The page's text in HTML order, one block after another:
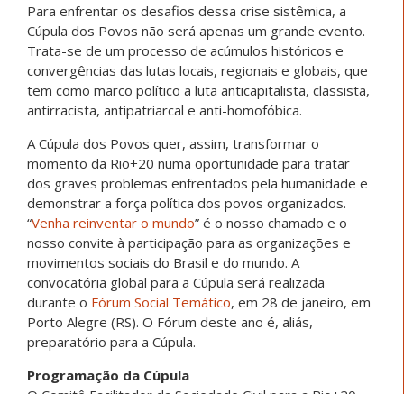
Para enfrentar os desafios dessa crise sistêmica, a
Cúpula dos Povos não será apenas um grande evento.
Trata-se de um processo de acúmulos históricos e
convergências das lutas locais, regionais e globais, que
tem como marco político a luta anticapitalista, classista,
antirracista, antipatriarcal e anti-homofóbica.
A Cúpula dos Povos quer, assim, transformar o
momento da Rio+20 numa oportunidade para tratar
dos graves problemas enfrentados pela humanidade e
demonstrar a força política dos povos organizados.
“Venha reinventar o mundo” é o nosso chamado e o
nosso convite à participação para as organizações e
movimentos sociais do Brasil e do mundo. A
convocatória global para a Cúpula será realizada
durante o Fórum Social Temático, em 28 de janeiro, em
Porto Alegre (RS). O Fórum deste ano é, aliás,
preparatório para a Cúpula.
Programação da Cúpula